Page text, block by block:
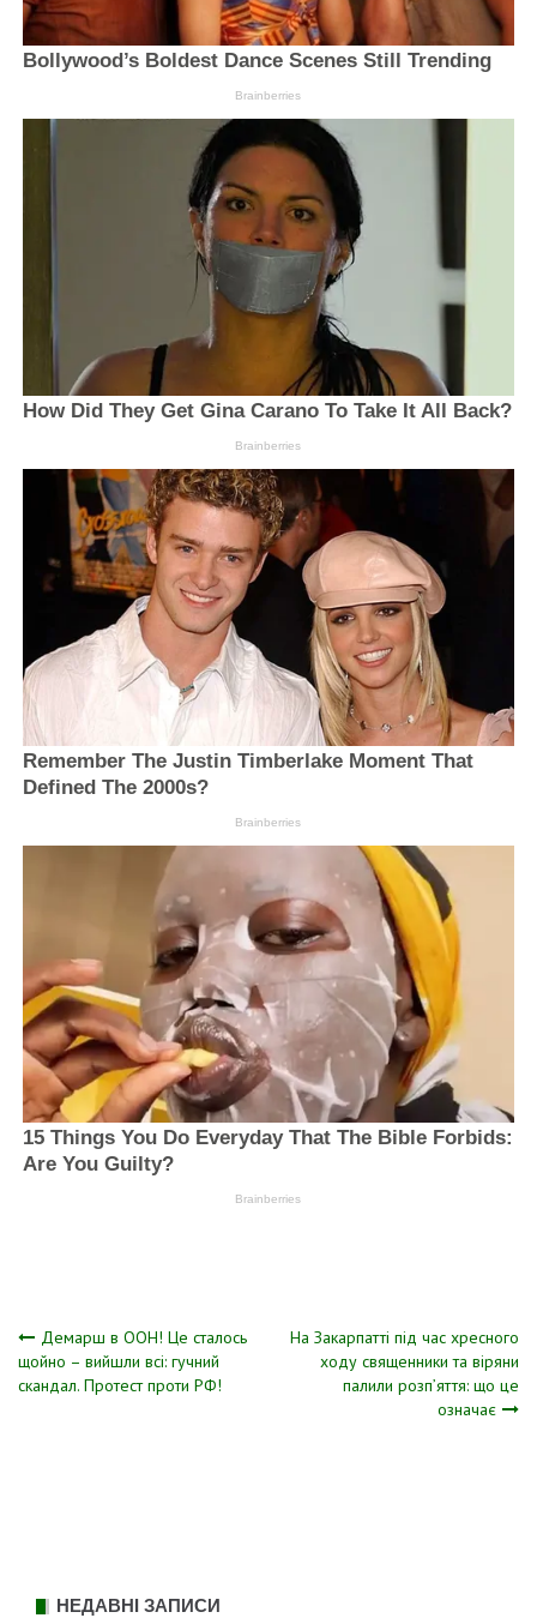
Навігація
записів
Демарш в ООН! Це сталось
щойно – вийшли всі: гучний
скандал. Протест проти РФ!
На Закарпатті під час хресного
ходу священники та віряни
палили розп’яття: що це
означає
НЕДАВНІ ЗАПИСИ